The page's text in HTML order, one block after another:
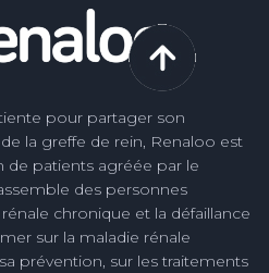
pour partager son
la greffe de rein, Renaloo est
de patients agréée par le
des personnes
chronique et la défaillance
sur la maladie rénale
prévention, sur les traitements